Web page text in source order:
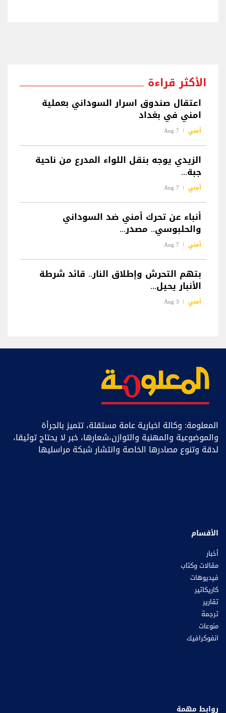
الأكثر قراءة
اعتقال صندوق اسرار السوداني بعملية
امني في بغداد
أمني 7 Aug
الزيدي يوجه بنقل اللواء المدرع من ناحية
جبة...
أمني 7 Aug
أنباء عن تحرك أمني ضد السوداني
والحلبوسي.. مصدر...
أمني 7 Aug
بتهم التحرش وإطلاق النار.. قائد شرطة
الأنبار يحيل...
أمني 3 Aug
المعلومة: وكالة اخبارية عامة مستقلة، تتميز بالجرأة
والموضوعية والمهنية والتوازن،شعارها، خبر ﻻ يحتاج توثيقا،
لدقة وتنوع مصادرها الخاصة وانتشار شبكة مراسليها
الأقسام
أخبار
مقالات وكتاب
فيديوهات
كاريكاتير
تقارير
ترجمة
منوعات
انفوكرافيك
روابط مهمة